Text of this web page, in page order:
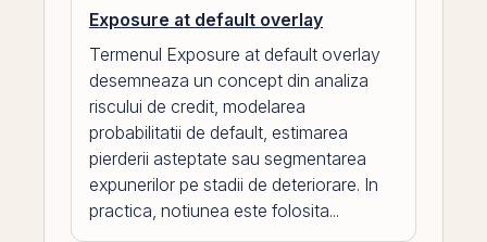
Exposure at default overlay
Termenul Exposure at default overlay
desemneaza un concept din analiza
riscului de credit, modelarea
probabilitatii de default, estimarea
pierderii asteptate sau segmentarea
expunerilor pe stadii de deteriorare. In
practica, notiunea este folosita...